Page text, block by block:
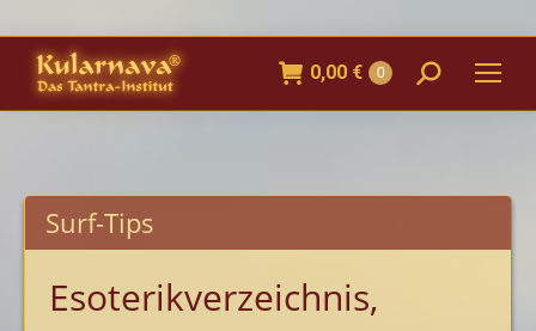
0,00 € 0 Search:
Surf-Tips
Esoterikverzeichnis,